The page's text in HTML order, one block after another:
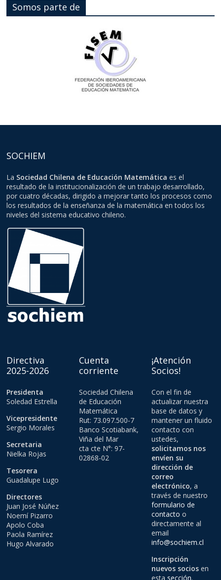
Somos parte de
SOCHIEM
La Sociedad Chilena de Educación Matemática es el
resultado de la institucionalización de un trabajo desarrollado,
por cuatro décadas, dirigido a mejorar tanto los procesos como
los resultados de la enseñanza de la matemática en todos los
niveles del sistema educativo chileno.
Directiva
2025-2026
Presidenta
Soledad Estrella
Vicepresidente
Sergio Morales
Secretaria
Nielka Rojas
Tesorera
Guadalupe Lugo
Directores
Juan José Núñez
Noemí Pizarro
Apolo Coba
Paola Ramírez
Hugo Alvarado
Cuenta
corriente
Sociedad Chilena
de Educación
Matemática
Rut: 73.097.500-7
Banco Scotiabank,
Viña del Mar
cta cte N°: 97-
02868-02
¡Atención
Socios!
Con el fin de
actualizar nuestra
base de datos y
mantener un fluido
contacto con
ustedes,
solicitamos nos
envíen su
dirección de
correo
electrónico, a
través de nuestro
formulario de
contacto o
directamente al
email
info@sochiem.cl
Inscripción
nuevos sociosen
esta sección.